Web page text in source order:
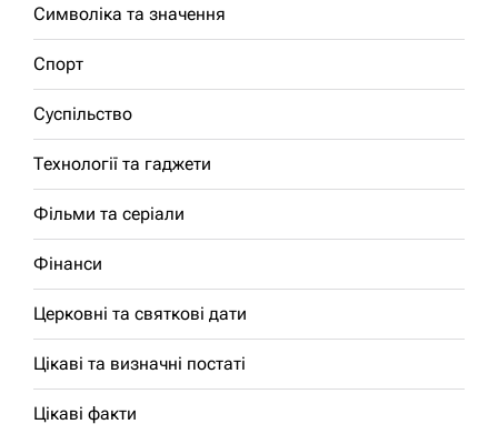
Символіка та значення
Спорт
Суспільство
Технології та гаджети
Фільми та серіали
Фінанси
Церковні та святкові дати
Цікаві та визначні постаті
Цікаві факти